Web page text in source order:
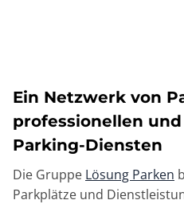
Ein Netzwerk von
professionellen
Parking-Diensten
Die Gruppe Lösung Parken
Parkplätze und